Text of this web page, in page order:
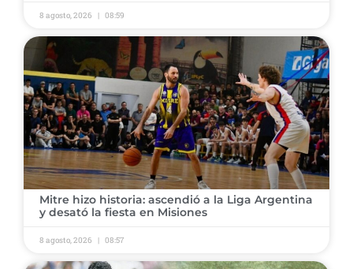
8 agosto, 2026 08:59
​Mitre hizo historia: ascendió a la Liga Argentina
y desató la fiesta en Misiones
8 agosto, 2026 08:57